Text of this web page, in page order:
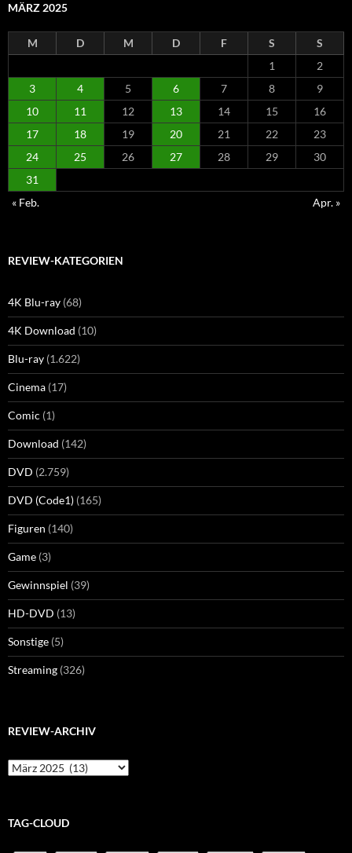
MÄRZ 2025
M D M D F S
S
1
2
3
4 5 6 7 8
9
10
11 12 13 14 15
16
17
18 19 20 21 22
23
24
25 26 27 28 29
30
31
« Feb.
Apr. »
REVIEW-KATEGORIEN
4K Blu-ray (68)
4K Download (10)
Blu-ray (1.622)
Cinema (17)
Comic (1)
Download (142)
DVD (2.759)
DVD (Code1) (165)
Figuren (140)
Game (3)
Gewinnspiel (39)
HD-DVD (13)
Sonstige (5)
Streaming (326)
REVIEW-ARCHIV
Review-
Archiv
TAG-CLOUD